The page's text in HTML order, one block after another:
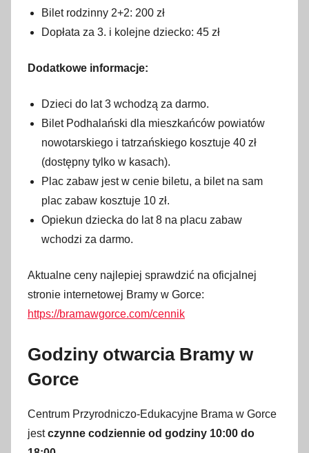
Bilet rodzinny 2+2: 200 zł
Dopłata za 3. i kolejne dziecko: 45 zł
Dodatkowe informacje:
Dzieci do lat 3 wchodzą za darmo.
Bilet Podhalański dla mieszkańców powiatów
nowotarskiego i tatrzańskiego kosztuje 40 zł
(dostępny tylko w kasach).
Plac zabaw jest w cenie biletu, a bilet na sam
plac zabaw kosztuje 10 zł.
Opiekun dziecka do lat 8 na placu zabaw
wchodzi za darmo.
Aktualne ceny najlepiej sprawdzić na oficjalnej
stronie internetowej Bramy w Gorce:
https://bramawgorce.com/cennik
Godziny otwarcia Bramy w
Gorce
Centrum Przyrodniczo-Edukacyjne Brama w Gorce
jestczynne codziennie od godziny 10:00 do